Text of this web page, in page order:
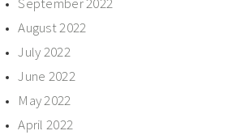
September 2022
August 2022
July 2022
June 2022
May 2022
April 2022